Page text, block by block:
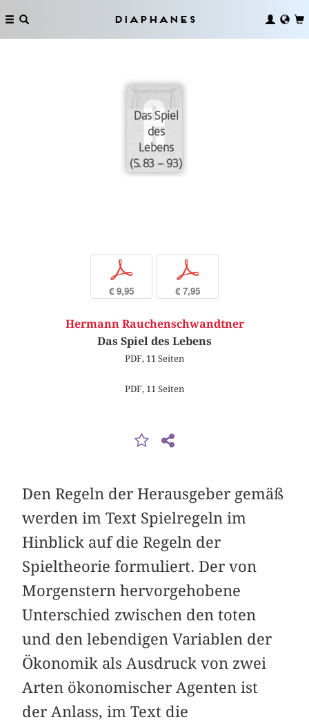
Diaphanes
Das Spiel
des
Lebens
(S. 83 – 93)
p
€ 9,95
p
€ 7,95
Hermann Rauchenschwandtner
Das Spiel des Lebens
PDF, 11 Seiten
PDF, 11 Seiten
Den Regeln der Herausgeber gemäß
werden im Text Spielregeln im
Hinblick auf die Regeln der
Spieltheorie formuliert. Der von
Morgenstern hervorgehobene
Unterschied zwischen den toten
und den lebendigen Variablen der
Ökonomik als Ausdruck von zwei
Arten ökonomischer Agenten ist
der Anlass, im Text die